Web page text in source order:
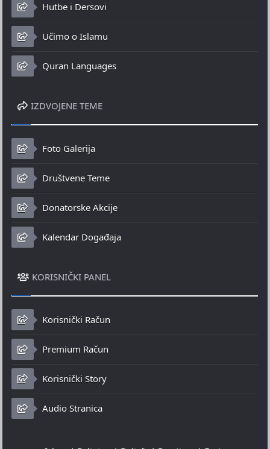
Hutbe i Dersovi
Učimo o Islamu
Quran Languages
IZDVOJENE TEME
Foto Galerija
Društvene Teme
Donatorske Akcije
Kalendar Događaja
KORISNIČKI PANEL
Korisnički Račun
Premium Račun
Korisnički Story
Audio Stranica